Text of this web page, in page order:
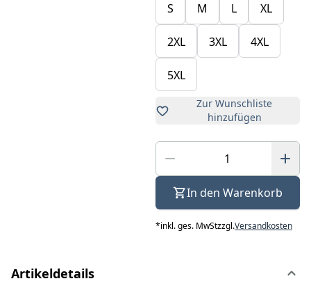
S M L XL
2XL 3XL 4XL
5XL
Zur Wunschliste
hinzufügen
In den Warenkorb
*inkl. ges. MwStzzgl.Versandkosten
Artikeldetails